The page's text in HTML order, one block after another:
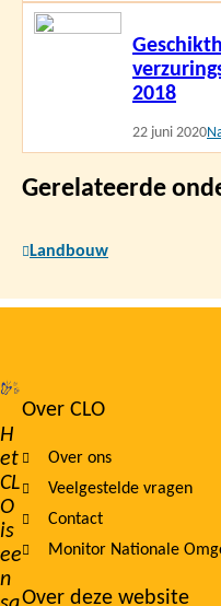
2018
22 juni 2020
Lees
Gerelateerde
Landbouw
H
et
CL
O
is
ee
n
Footer
navigation
Over CLO
Over ons
Veelgestelde vragen
Contact
Monitor Nationale
Over deze website